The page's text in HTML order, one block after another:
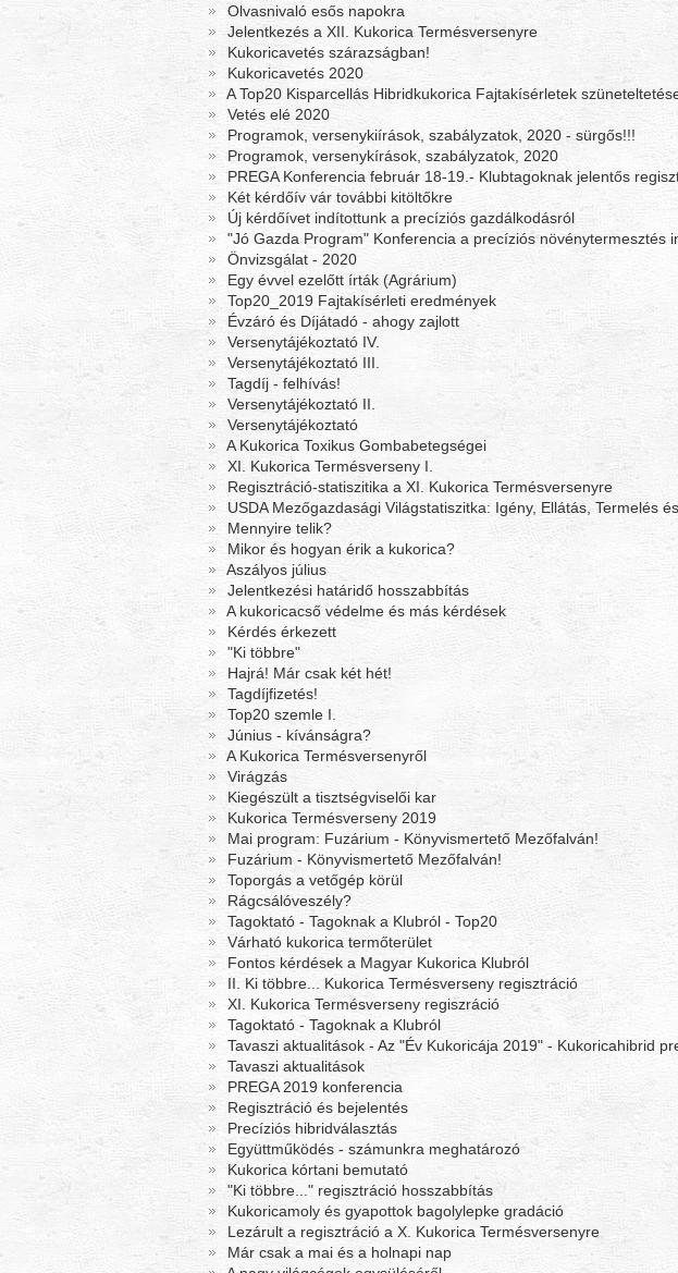
Olvasnivaló esős napokra
Jelentkezés a XII. Kukorica Termésversenyre
Kukoricavetés szárazságban!
Kukoricavetés 2020
A Top20 Kisparcellás Hibridkukorica Fajtakísérletek
Vetés elé 2020
Programok, versenykiírások, szabályzatok, 2020 - sürgős!!!
Programok, versenykírások, szabályzatok, 2020
PREGA Konferencia február 18-19.- Klubtagoknak jelentős
Két kérdőív vár további kitöltőkre
Új kérdőívet indítottunk a precíziós gazdálkodásról
"Jó Gazda Program" Konferencia a precíziós növénytermesztés
Önvizsgálat - 2020
Egy évvel ezelőtt írták (Agrárium)
Top20_2019 Fajtakísérleti eredmények
Évzáró és Díjátadó - ahogy zajlott
Versenytájékoztató IV.
Versenytájékoztató III.
Tagdíj - felhívás!
Versenytájékoztató II.
Versenytájékoztató
A Kukorica Toxikus Gombabetegségei
XI. Kukorica Termésverseny I.
Regisztráció-statiszitika a XI. Kukorica Termésversenyre
USDA Mezőgazdasági Világstatiszitka: Igény, Ellátás, Termelés
Mennyire telik?
Mikor és hogyan érik a kukorica?
Aszályos július
Jelentkezési határidő hosszabbítás
A kukoricacső védelme és más kérdések
Kérdés érkezett
"Ki többre"
Hajrá! Már csak két hét!
Tagdíjfizetés!
Top20 szemle I.
Június - kívánságra?
A Kukorica Termésversenyről
Virágzás
Kiegészült a tisztségviselői kar
Kukorica Termésverseny 2019
Mai program: Fuzárium - Könyvismertető Mezőfalván!
Fuzárium - Könyvismertető Mezőfalván!
Toporgás a vetőgép körül
Rágcsálóveszély?
Tagoktató - Tagoknak a Klubról - Top20
Várható kukorica termőterület
Fontos kérdések a Magyar Kukorica Klubról
II. Ki többre... Kukorica Termésverseny regisztráció
XI. Kukorica Termésverseny regiszráció
Tagoktató - Tagoknak a Klubról
Tavaszi aktualitások - Az "Év Kukoricája 2019" - Kukoricahibrid
Tavaszi aktualitások
PREGA 2019 konferencia
Regisztráció és bejelentés
Precíziós hibridválasztás
Együttműködés - számunkra meghatározó
Kukorica kórtani bemutató
"Ki többre..." regisztráció hosszabbítás
Kukoricamoly és gyapottok bagolylepke gradáció
Lezárult a regisztráció a X. Kukorica Termésversenyre
Már csak a mai és a holnapi nap